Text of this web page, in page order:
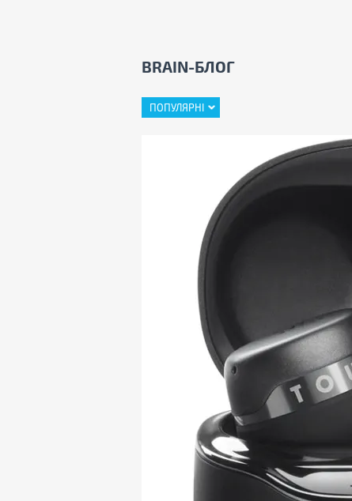
BRAIN-БЛОГ
ПОПУЛЯРНІ